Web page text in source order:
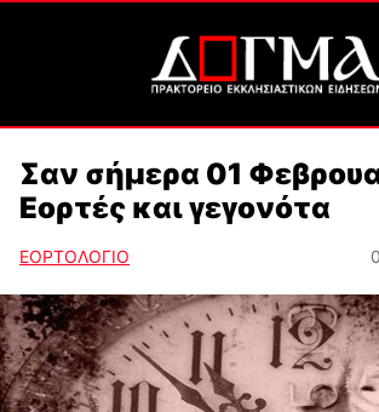
Σαν σήμερα 01
Εορτές και γεγονότα
ΕΟΡΤΟΛΟΓΙΟ